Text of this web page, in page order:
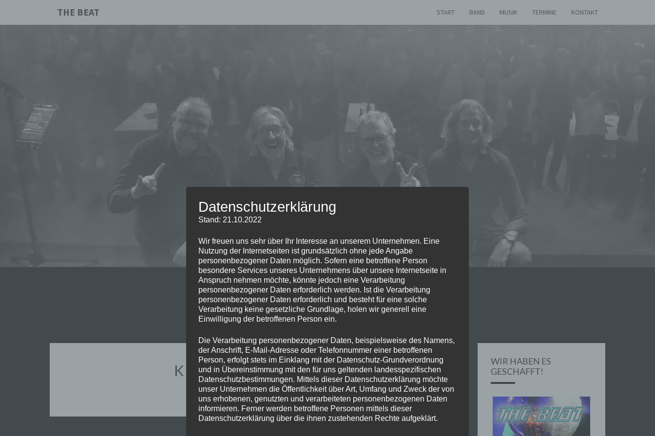
THE BEAT START BAND MUSIK TERMINE KONTAKT
THE
BEAT
Die Beste
Beatmusik
Durchsuchen Nach
Schlagwort:Kirmes Freren
KIRMES
FREREN
2019
KIRMES FREREN 2019
WIR HABEN ES
GESCHAFFT!
Datenschutzerklärung
Stand: 21.10.2022
Wir freuen uns sehr über Ihr Interesse an unserem Unternehmen. Eine
Nutzung der Internetseiten ist grundsätzlich ohne jede Angabe
personenbezogener Daten möglich. Sofern eine betroffene Person
besondere Services unseres Unternehmens über unsere Internetseite in
Anspruch nehmen möchte, könnte jedoch eine Verarbeitung
personenbezogener Daten erforderlich werden. Ist die Verarbeitung
personenbezogener Daten erforderlich und besteht für eine solche
Verarbeitung keine gesetzliche Grundlage, holen wir generell eine
Einwilligung der betroffenen Person ein.
Die Verarbeitung personenbezogener Daten, beispielsweise des Namens,
der Anschrift, E-Mail-Adresse oder Telefonnummer einer betroffenen
Person, erfolgt stets im Einklang mit der Datenschutz-Grundverordnung
und in Übereinstimmung mit den für uns geltenden landesspezifischen
Datenschutzbestimmungen. Mittels dieser Datenschutzerklärung möchte
unser Unternehmen die Öffentlichkeit über Art, Umfang und Zweck der von
uns erhobenen, genutzten und verarbeiteten personenbezogenen Daten
informieren. Ferner werden betroffene Personen mittels dieser
Datenschutzerklärung über die ihnen zustehenden Rechte aufgeklärt.